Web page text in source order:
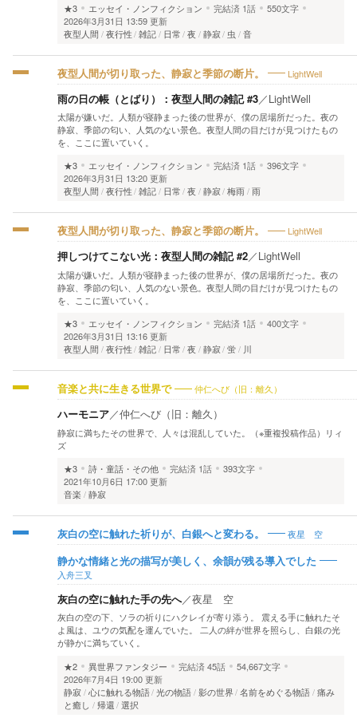
★3
エッセイ・ノンフィクション 完結済 1話
550文字
2026年3月31日 13:59 更新
夜型人間
夜行性 雑記 日常 夜 静寂 虫 音
夜型人間が切り取った、静寂と季節の断片。 LightWell
雨の日の帳（とばり）：夜型人間の雑記 #3／LightWell
太陽が嫌いだ。人類が寝静まった後の世界が、僕の居場所だった。夜の
静寂、季節の匂い、人気のない景色。夜型人間の目だけが見つけたもの
を、ここに置いていく。
★3
エッセイ・ノンフィクション 完結済 1話
396文字
2026年3月31日 13:20 更新
夜型人間
夜行性 雑記 日常 夜 静寂 梅雨 雨
夜型人間が切り取った、静寂と季節の断片。 LightWell
押しつけてこない光：夜型人間の雑記 #2／LightWell
太陽が嫌いだ。人類が寝静まった後の世界が、僕の居場所だった。夜の
静寂、季節の匂い、人気のない景色。夜型人間の目だけが見つけたもの
を、ここに置いていく。
★3
エッセイ・ノンフィクション 完結済 1話
400文字
2026年3月31日 13:16 更新
夜型人間
夜行性 雑記 日常 夜 静寂 蛍 川
音楽と共に生きる世界で 仲仁へび（旧：離久）
ハーモニア／仲仁へび（旧：離久）
静寂に満ちたその世界で、人々は混乱していた。（※重複投稿作品）リィ
ズ
★3
詩・童話・その他 完結済 1話
393文字
2021年10月6日 17:00 更新
音楽
静寂
灰白の空に触れた祈りが、白銀へと変わる。 夜星 空
静かな情緒と光の描写が美しく、余韻が残る導入でした
入舟三叉
灰白の空に触れた手の先へ／夜星 空
灰白の空の下、ソラの祈りにハクレイが寄り添う。 震える手に触れたそ
よ風は、ユウの気配を運んでいた。 二人の絆が世界を照らし、白銀の光
が静かに満ちていく。
★2
異世界ファンタジー 完結済45話
54,667文字
2026年7月4日 19:00 更新
静寂
心に触れる物語 光の物語 影の世界 名前をめぐる物語 痛み
と癒し
帰還 選択